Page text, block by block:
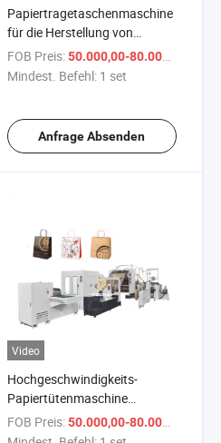
Papiertragetaschenmaschine
für die Herstellung von
quadratischen Bodenbeuteln
FOB Preis: 50.000,00-80.000,00 $
Mindest. Befehl: 1 set
Anfrage Absenden
Video
Hochgeschwindigkeits-
Papiertütenmaschine
Kraftpapiertaschenmaschine
mit flachem Griff
FOB Preis: 50.000,00-80.000,00 $